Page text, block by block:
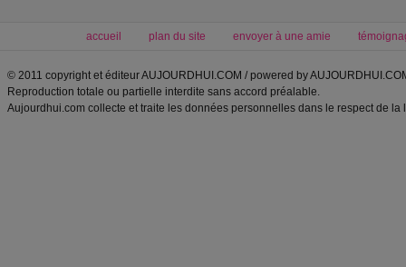
accueil plan du site envoyer à une amie
© 2011 copyright et éditeur AUJOURDHUI.COM / powered by
Reproduction totale ou partielle interdite sans accord préalable.
Aujourdhui.com collecte et traite les données personnelles dans le respect de